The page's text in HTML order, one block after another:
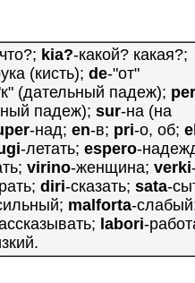
kia?-какой? какая?;
(кисть); de-"от"
(дательный падеж); per
падеж); sur-на (на
-над; en-в; pri-о, об;
-летать; espero-
virino-женщина; verki
diri-сказать; sata-
malforta-
labori-